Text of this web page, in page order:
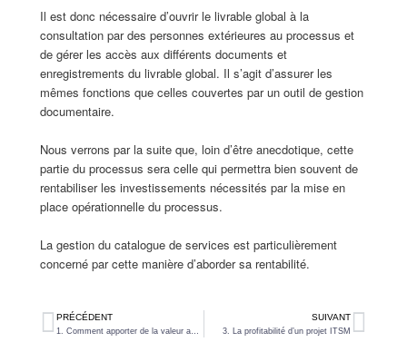
Il est donc nécessaire d’ouvrir le livrable global à la
consultation par des personnes extérieures au processus et
de gérer les accès aux différents documents et
enregistrements du livrable global. Il s’agit d’assurer les
mêmes fonctions que celles couvertes par un outil de gestion
documentaire.
Nous verrons par la suite que, loin d’être anecdotique, cette
partie du processus sera celle qui permettra bien souvent de
rentabiliser les investissements nécessités par la mise en
place opérationnelle du processus.
La gestion du catalogue de services est particulièrement
concerné par cette manière d’aborder sa rentabilité.
PRÉCÉDENT
1. Comment apporter de la valeur aux clients
SUIVANT
3. La profitabilité d’un projet ITSM